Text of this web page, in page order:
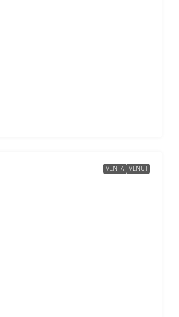
VENTA VENUT